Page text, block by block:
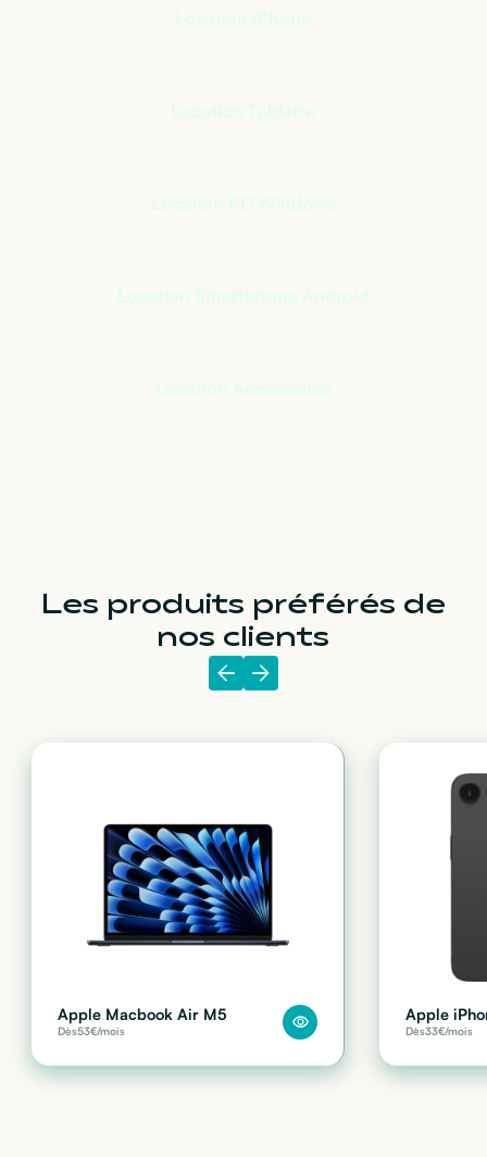
Location iPhone
Location Tablette
Location PC Windows
Location Smartphone Android
Location Accessoires
Les produits préférés de
nos clients
Apple Macbook Air M5
Dès53€/mois
Apple
Dès33€/mois